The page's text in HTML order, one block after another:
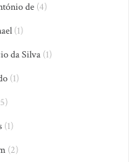
de (4)
(1)
da Silva(1)
(1)
(1)
(2)